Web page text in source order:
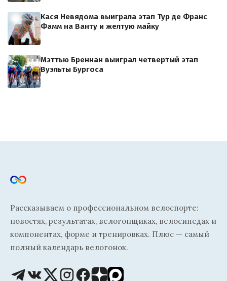
Кася Невядома выиграла этап Тур де Франс
Фамм на Ванту и желтую майку
Мэттью Бреннан выиграл четвертый этап
Вуэльты Бургоса
Рассказываем о профессиональном велоспорте:
новостях, результатах, велогонщиках, велосипедах и
компонентах, форме и тренировках. Плюс — самый
полный календарь велогонок.